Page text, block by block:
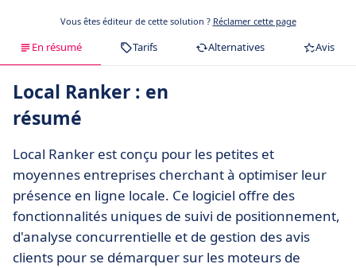
Vous êtes éditeur de cette solution ? Réclamer cette page
En résumé Tarifs Alternatives Avis
Local Ranker : en
résumé
Local Ranker est conçu pour les petites et
moyennes entreprises cherchant à optimiser leur
présence en ligne locale. Ce logiciel offre des
fonctionnalités uniques de suivi de positionnement,
d'analyse concurrentielle et de gestion des avis
clients pour se démarquer sur les moteurs de